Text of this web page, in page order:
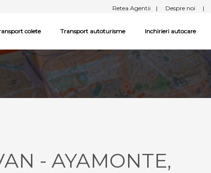
Retea Agentii | Despre noi |
colete Transport autoturisme Inchirieri autocare
- AYAMONTE,